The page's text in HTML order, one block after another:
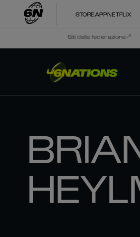
STOREAPPNETFLIX
Siti della federazione